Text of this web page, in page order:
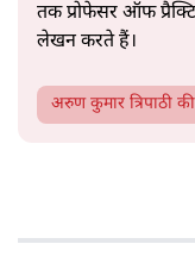
तक प्रोफेसर ऑफ
लेखन करते हैं।
अरुण कुमार त्रिपाठी